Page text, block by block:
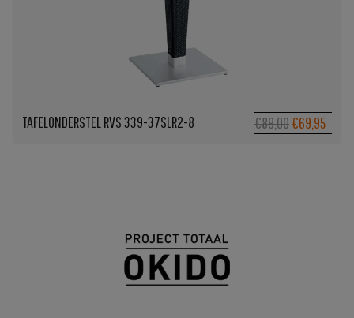
TAFELONDERSTEL RVS 339-37SLR2-8 €89,00€69,95